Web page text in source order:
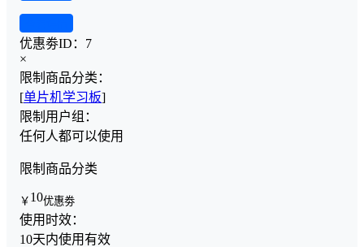
优惠劵ID： 7
×
限制商品分类：
[单片机学习板]
限制用户组：
任何人都可以使用
限制商品分类
￥ 10优惠劵
使用时效：
10天内使用有效